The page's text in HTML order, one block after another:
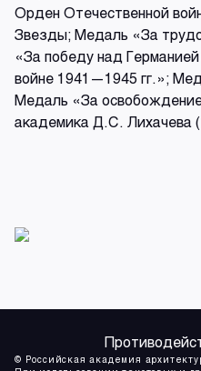
Орден Отечественной
Звезды; Медаль «За
«За победу над
войне 1941—1945 гг.»;
Медаль «За
академика Д.С. Лихачева
© Российская академия